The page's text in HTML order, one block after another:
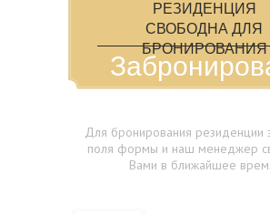
РЕЗИДЕНЦИЯ
СВОБОДНА ДЛЯ
БРОНИРОВАНИЯ
Для бронирования резиденции
поля формы и наш менеджер
Вами в ближайшее